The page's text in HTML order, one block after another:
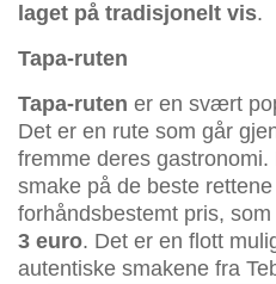
laget på tradisjonelt vis.
Tapa-ruten
Tapa-ruten er en svært
Det er en rute som går
fremme deres
smake på de beste
forhåndsbestemt pris,
3 euro. Det er en flott
autentiske smakene fra